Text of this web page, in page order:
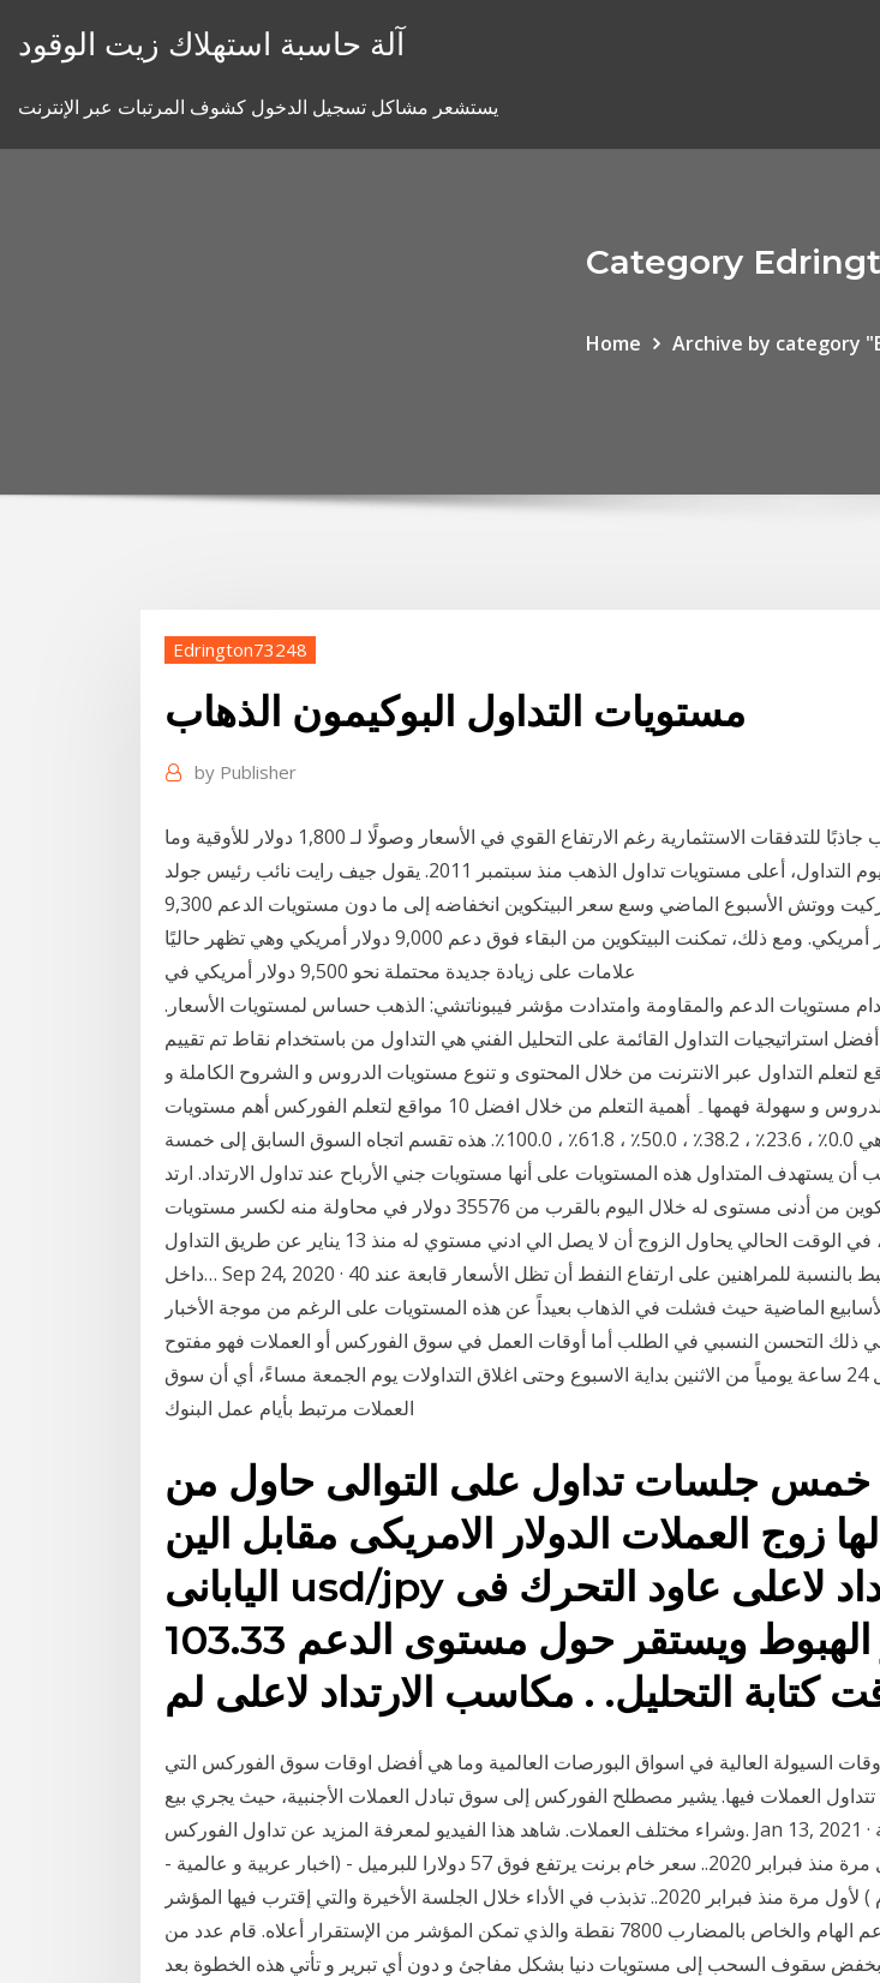
آلة حاسبة استهلاك زيت الوقود
يستشعر مشاكل تسجيل الدخول كشوف المرتبات عبر الإنترنت
Category
Home Archive by category
Edrington73248
مستويات التداول البوكيمون الذهاب
by Publisher
يظل الذهب جاذبًا للتدفقات الاستثمارية رغم الارتفاع القوي في الأسعار وصولًا لـ 1,800 دولار للأوقية وما
بعدها خلال يوم التداول، أعلى مستويات تداول الذهب منذ سبتمبر 2011. يقول جيف رايت نائب رئيس جولد
مايننج، لماركيت ووتش الأسبوع الماضي وسع سعر البيتكوين انخفاضه إلى ما دون مستويات الدعم 9,300
و9,200 دولار أمريكي. ومع ذلك، تمكنت البيتكوين من البقاء فوق دعم 9,000 دولار أمريكي وهي تظهر حاليًا
علامات على زيادة جديدة محتملة نحو 9,500 دولار أمريكي في
مستويات الدعم والمقاومة وامتدادت مؤشر فيبوناتشي: الذهب حساس لمستويات الأسعار.
استراتيجيات التداول القائمة على التحليل الفني هي التداول من باستخدام نقاط تم تقييم
لتعلم التداول عبر الانترنت من خلال المحتوى و تنوع مستويات الدروس و الشروح الكاملة و
وضوح الدروس و سهولة فهمها۔ أهمية التعلم من خلال افضل 10 مواقع لتعلم الفوركس أهم مستويات
التصحيح هي 0.0٪ ، 23.6٪ ، 38.2٪ ، 50.0٪ ، 61.8٪ ، 100.0٪. هذه تقسم اتجاه السوق السابق إلى خمسة
أن يستهدف المتداول هذه المستويات على أنها مستويات جني الأرباح عند تداول الارتداد. ارتد
سعر البيتكوين من أدنى مستوى له خلال اليوم بالقرب من 35576 دولار في محاولة منه لكسر مستويات
36781 دولار، في الوقت الحالي يحاول الزوج أن لا يصل الي ادني مستوي له منذ 13 يناير عن طريق التداول
داخل… Sep 24, 2020 · إنه أمر محبط بالنسبة للمراهنين على ارتفاع النفط أن تظل الأسعار قابعة عند 40
الماضية حيث فشلت في الذهاب بعيداً عن هذه المستويات على الرغم من موجة الأخبار
في ذلك التحسن النسبي في الطلب أما أوقات العمل في سوق الفوركس أو العملات فهو مفتوح
على مدار ال 24 ساعة يومياً من الاثنين بداية الاسبوع وحتى اغلاق التداولات يوم الجمعة مساءً، أي أن سوق
العملات مرتبط بأيام عمل البنوك
خمس جلسات تداول على التوالى حاول من
زوج العملات الدولار الامريكى مقابل الين
اليابانى usd/jpy الارتداد لاعلى عاود التحرك فى
مسار الهبوط ويستقر حول مستوى الدعم 103.33
كتابة التحليل. . مكاسب الارتداد لاعلى لم
السيولة العالية في اسواق البورصات العالمية وما هي أفضل اوقات سوق الفوركس التي
العملات فيها. يشير مصطلح الفوركس إلى سوق تبادل العملات الأجنبية، حيث يجري بيع
وشراء مختلف العملات. شاهد هذا الفيديو لمعرفة المزيد عن تداول الفوركس. Jan 13, 2021 · اخبار عربية
وعالمية لأول مرة منذ فبرابر 2020.. سعر خام برنت يرتفع فوق 57 دولارا للبرميل - (اخبار عربية و عالمية -
روسيا اليوم ) لأول مرة منذ فبرابر 2020.. تذبذب في الأداء خلال الجلسة الأخيرة والتي إقترب فيها المؤشر
من الدعم الهام والخاص بالمضارب 7800 نقطة والذي تمكن المؤشر من الإستقرار أعلاه. قام عدد من
سقوف السحب إلى مستويات دنيا بشكل مفاجئ و دون أي تبرير و تأتي هذه الخطوة بعد